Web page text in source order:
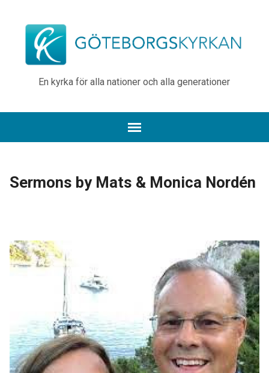
En kyrka för alla nationer och alla generationer
Sermons by Mats & Monica Nordén